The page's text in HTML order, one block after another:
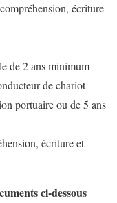
écriture
de 2 ans minimum
de chariot
portuaire ou de 5 ans
écriture et
ci-dessous